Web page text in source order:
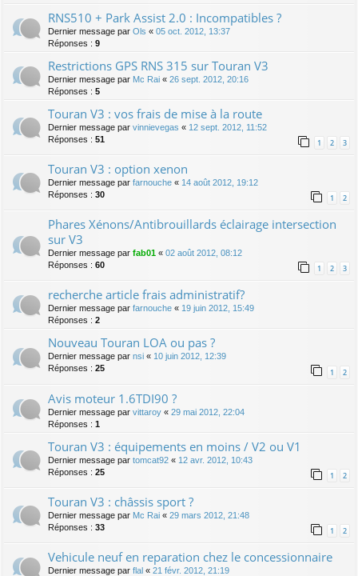
RNS510 + Park Assist 2.0 : Incompatibles ?
Dernier message par Ols « 05 oct. 2012, 13:37
Réponses : 9
Restrictions GPS RNS 315 sur Touran V3
Dernier message par Mc Rai « 26 sept. 2012, 20:16
Réponses : 5
Touran V3 : vos frais de mise à la route
Dernier message par vinnievegas « 12 sept. 2012, 11:52
Réponses : 51 1 2 3
Touran V3 : option xenon
Dernier message par farnouche « 14 août 2012, 19:12
Réponses : 30 1 2
Phares Xénons/Antibrouillards éclairage intersection
sur V3
Dernier message par fab01 « 02 août 2012, 08:12
Réponses : 60 1 2 3
recherche article frais administratif?
Dernier message par farnouche « 19 juin 2012, 15:49
Réponses : 2
Nouveau Touran LOA ou pas ?
Dernier message par nsi « 10 juin 2012, 12:39
Réponses : 25 1 2
Avis moteur 1.6TDI90 ?
Dernier message par vittaroy « 29 mai 2012, 22:04
Réponses : 1
Touran V3 : équipements en moins / V2 ou V1
Dernier message par tomcat92 « 12 avr. 2012, 10:43
Réponses : 25 1 2
Touran V3 : châssis sport ?
Dernier message par Mc Rai « 29 mars 2012, 21:48
Réponses : 33 1 2
Vehicule neuf en reparation chez le concessionnaire
Dernier message par flal « 21 févr. 2012, 21:19